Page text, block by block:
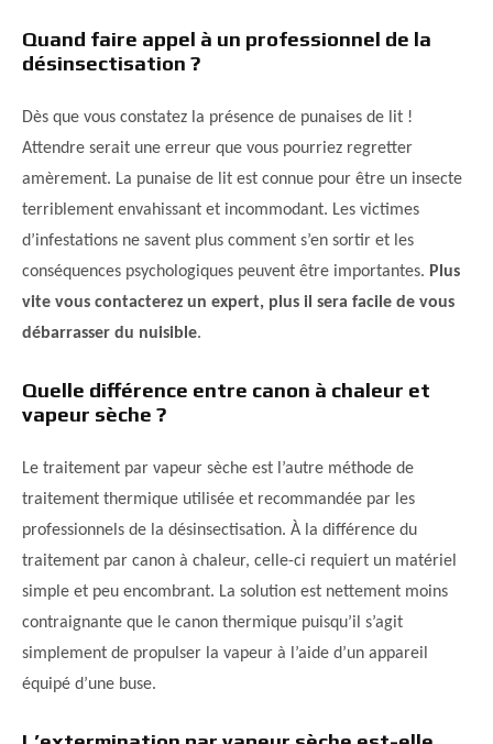
Quand faire appel à un professionnel de la
désinsectisation ?
Dès que vous constatez la présence de punaises de lit !
Attendre serait une erreur que vous pourriez regretter
amèrement. La punaise de lit est connue pour être un insecte
terriblement envahissant et incommodant. Les victimes
d’infestations ne savent plus comment s’en sortir et les
conséquences psychologiques peuvent être importantes. Plus
vite vous contacterez un expert, plus il sera facile de vous
débarrasser du nuisible.
Quelle différence entre canon à chaleur et
vapeur sèche ?
Le traitement par vapeur sèche est l’autre méthode de
traitement thermique utilisée et recommandée par les
professionnels de la désinsectisation. À la différence du
traitement par canon à chaleur, celle-ci requiert un matériel
simple et peu encombrant. La solution est nettement moins
contraignante que le canon thermique puisqu’il s’agit
simplement de propulser la vapeur à l’aide d’un appareil
équipé d’une buse.